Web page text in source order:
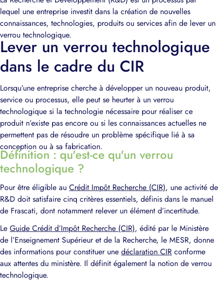
lequel une entreprise investit dans la création de nouvelles
connaissances, technologies, produits ou services afin de lever un
verrou technologique.
Lever un verrou technologique
dans le cadre du CIR
Lorsqu’une entreprise cherche à développer un nouveau produit,
service ou processus, elle peut se heurter à un verrou
technologique si la technologie nécessaire pour réaliser ce
produit n’existe pas encore ou si les connaissances actuelles ne
permettent pas de résoudre un problème spécifique lié à sa
conception ou à sa fabrication.
Définition : qu'est-ce qu'un verrou
technologique ?
Pour être éligible au Crédit Impôt Recherche (CIR), une activité de
R&D doit satisfaire cinq critères essentiels, définis dans le manuel
de Frascati, dont notamment relever un élément d’incertitude.
Le Guide Crédit d’Impôt Recherche (CIR), édité par le Ministère
de l’Enseignement Supérieur et de la Recherche, le MESR, donne
des informations pour constituer une déclaration CIR conforme
aux attentes du ministère. Il définit également la notion de verrou
technologique.